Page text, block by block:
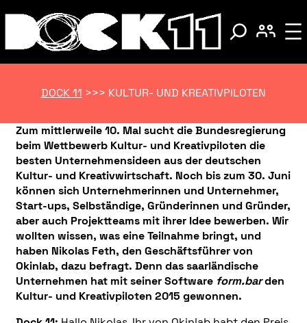
DOCK 11 >>> KULTUR- UND KREATIVPILOTEN
Zum mittlerweile 10. Mal sucht die Bundesregierung
beim Wettbewerb Kultur- und Kreativpiloten die
besten Unternehmensideen aus der deutschen
Kultur- und Kreativwirtschaft. Noch bis zum 30. Juni
können sich Unternehmerinnen und Unternehmer,
Start-ups, Selbständige, Gründerinnen und Gründer,
aber auch Projektteams mit ihrer Idee bewerben. Wir
wollten wissen, was eine Teilnahme bringt, und
haben Nikolas Feth, den Geschäftsführer von
Okinlab, dazu befragt. Denn das saarländische
Unternehmen hat mit seiner Software form.barden
Kultur- und Kreativpiloten 2015 gewonnen.